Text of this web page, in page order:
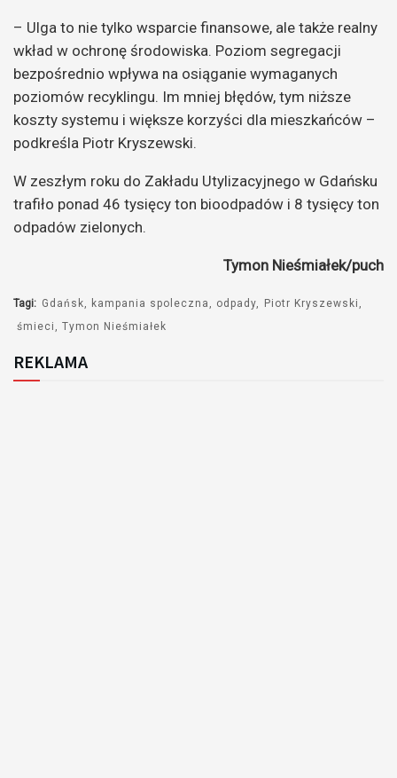
– Ulga to nie tylko wsparcie finansowe, ale także realny
wkład w ochronę środowiska. Poziom segregacji
bezpośrednio wpływa na osiąganie wymaganych
poziomów recyklingu. Im mniej błędów, tym niższe
koszty systemu i większe korzyści dla mieszkańców –
podkreśla Piotr Kryszewski.
W zeszłym roku do Zakładu Utylizacyjnego w Gdańsku
trafiło ponad 46 tysięcy ton bioodpadów i 8 tysięcy ton
odpadów zielonych.
Tymon Nieśmiałek/puch
Tagi: Gdańsk kampania spoleczna odpady
Piotr Kryszewski
śmieci
Tymon Nieśmiałek
REKLAMA